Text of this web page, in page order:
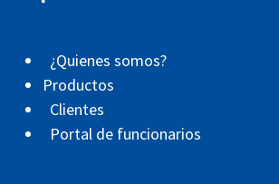
¿Quienes somos?
Productos
Clientes
Portal de funcionarios